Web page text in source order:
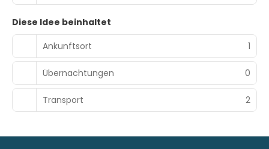
Diese Idee beinhaltet
Ankunftsort
1
Übernachtungen 0
Transport 2